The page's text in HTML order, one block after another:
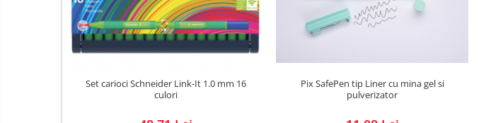
Set carioci Schneider Link-It 1.0 mm 16
culori
Pix SafePen tip Liner cu mina gel si
pulverizator